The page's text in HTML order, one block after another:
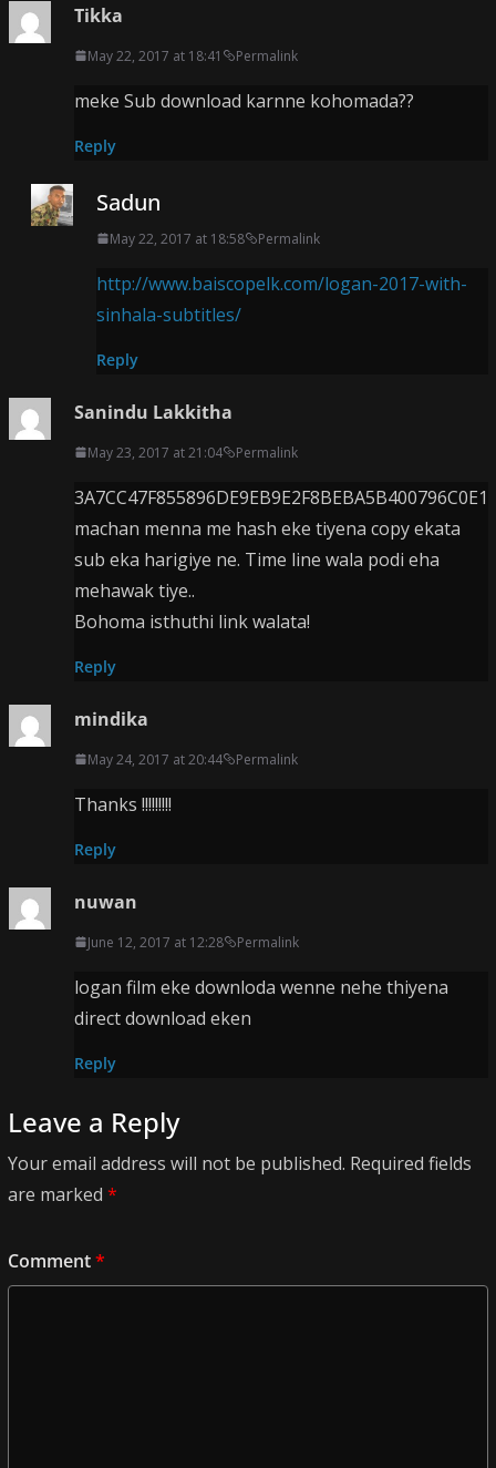
Tikka
May 22, 2017 at 18:41 Permalink
meke Sub download karnne kohomada??
Reply
Sadun
May 22, 2017 at 18:58 Permalink
http://www.baiscopelk.com/logan-2017-with-
sinhala-subtitles/
Reply
Sanindu Lakkitha
May 23, 2017 at 21:04 Permalink
3A7CC47F855896DE9EB9E2F8BEBA5B400796C0E1
machan menna me hash eke tiyena copy ekata
sub eka harigiye ne. Time line wala podi eha
mehawak tiye..
Bohoma isthuthi link walata!
Reply
mindika
May 24, 2017 at 20:44 Permalink
Thanks !!!!!!!!!
Reply
nuwan
June 12, 2017 at 12:28 Permalink
logan film eke downloda wenne nehe thiyena
direct download eken
Reply
Leave a Reply
Your email address will not be published. Required fields
are marked *
Comment*